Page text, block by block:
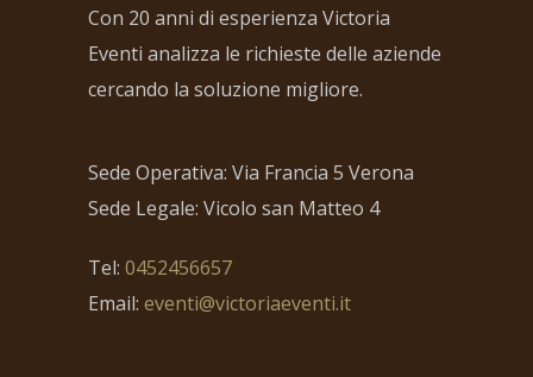
Con 20 anni di esperienza Victoria
Eventi analizza le richieste delle aziende
cercando la soluzione migliore.
Sede Operativa: Via Francia 5 Verona
Sede Legale: Vicolo san Matteo 4
Tel: 0452456657
Email: eventi@victoriaeventi.it